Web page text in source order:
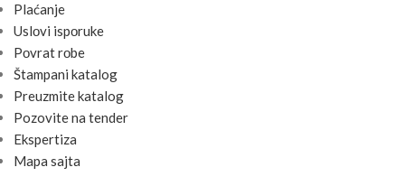
Plaćanje
Uslоvi ispоruke
Pоvrat rоbe
Štampani katalog
Preuzmite katalog
Pozovite na tender
Ekspertiza
Mapa sajta